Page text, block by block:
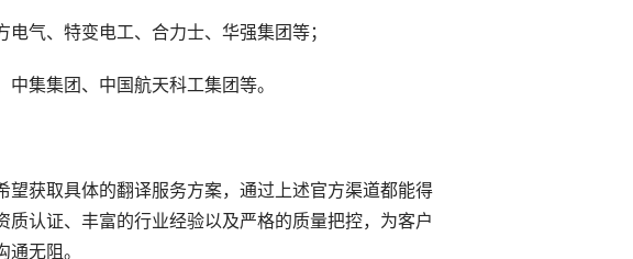
气、特变电工、合力士、华强集团等；
集集团、中国航天科工集团等。
获取具体的翻译服务方案，通过上述官方渠道都能得
认证、丰富的行业经验以及严格的质量把控，为客户
无阻。